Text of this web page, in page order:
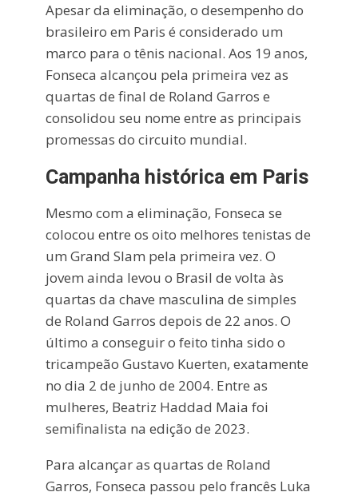
Apesar da eliminação, o desempenho do
brasileiro em Paris é considerado um
marco para o tênis nacional. Aos 19 anos,
Fonseca alcançou pela primeira vez as
quartas de final de Roland Garros e
consolidou seu nome entre as principais
promessas do circuito mundial.
Campanha histórica em Paris
Mesmo com a eliminação, Fonseca se
colocou entre os oito melhores tenistas de
um Grand Slam pela primeira vez. O
jovem ainda levou o Brasil de volta às
quartas da chave masculina de simples
de Roland Garros depois de 22 anos. O
último a conseguir o feito tinha sido o
tricampeão Gustavo Kuerten, exatamente
no dia 2 de junho de 2004. Entre as
mulheres, Beatriz Haddad Maia foi
semifinalista na edição de 2023.
Para alcançar as quartas de Roland
Garros, Fonseca passou pelo francês Luka